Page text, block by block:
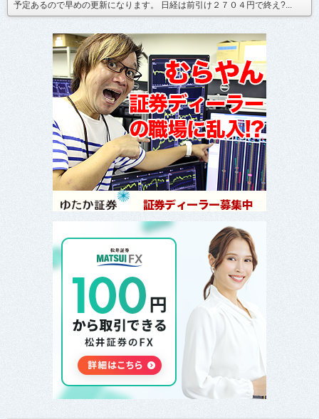
予定あるので早めの更新になります。 日経は前引け２７０４円で終え?...